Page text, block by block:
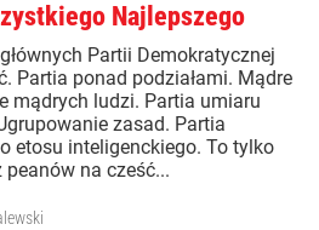
Najlepszego
Partii Demokratycznej
Partia ponad podziałami. Mądre
mądrych ludzi. Partia umiaru
zasad. Partia
etosu inteligenckiego. To tylko
peanów na cześć...